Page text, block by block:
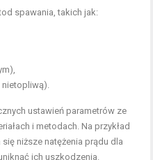
spawania, takich jak:
nietopliwą).
ustawień parametrów ze
i metodach. Na przykład
niższe natężenia prądu dla
ich uszkodzenia.